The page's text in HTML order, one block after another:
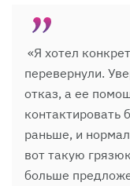
«Я хотел
перевернули.
отказ, а ее
контактировать
раньше, и
вот такую
больше